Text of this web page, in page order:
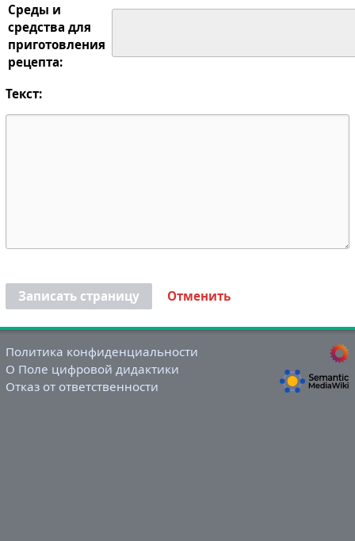
Среды и
средства для
приготовления
рецепта:
Текст:
Записать страницу Отменить
Политика конфиденциальности
О Поле цифровой дидактики
Отказ от ответственности